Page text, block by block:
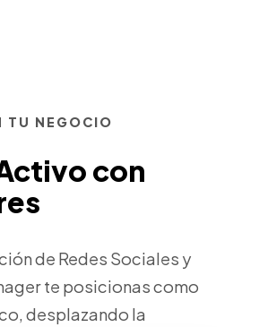
TU NEGOCIO
con
de Redes Sociales y
te posicionas como
desplazando la